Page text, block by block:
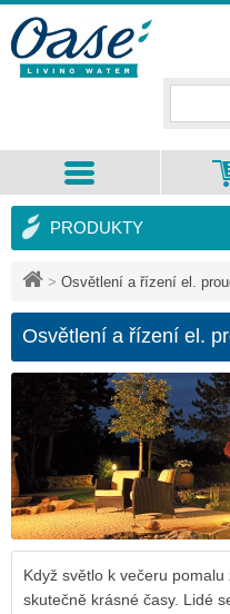
> Osvětlení a řízení el.
Osvětlení a řízení el.
Když světlo k večeru
skutečně krásné časy. Lidé
PRODUKTY